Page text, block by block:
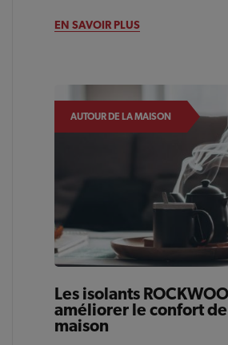
EN SAVOIR PLUS
AUTOUR DE LA MAISON
Les isolants
améliorer le confort
maison